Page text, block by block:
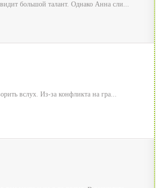
большой талант. Однако Анна сли...
вслух. Из-за конфликта на гра...